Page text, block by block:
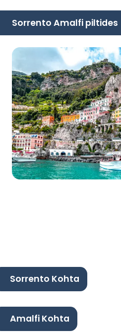
Sorrento Amalfi piltides
Sorrento Kohta
Amalfi Kohta